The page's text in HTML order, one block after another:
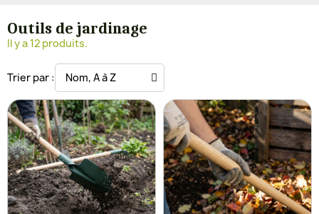
Outils de jardinage
Il y a 12 produits.
Trier par :